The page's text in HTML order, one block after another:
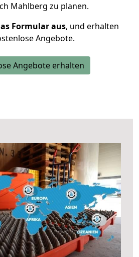
Mahlberg zu planen.
Formular aus, und erhalten
Angebote.
Angebote erhalten